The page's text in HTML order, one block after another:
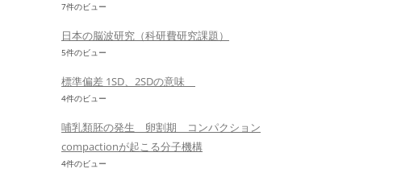
7件のビュー
日本の脳波研究（科研費研究課題）
5件のビュー
標準偏差 1SD、2SDの意味
4件のビュー
哺乳類胚の発生 卵割期 コンパクション
compactionが起こる分子機構
4件のビュー